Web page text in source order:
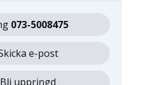
073-5008475
e-post
Bli uppringd